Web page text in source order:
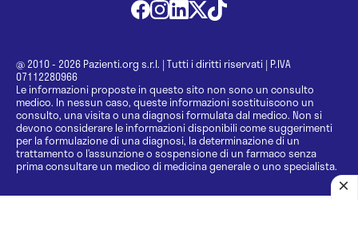
@ 2010 - 2026 Pazienti.org s.r.l. | Tutti i diritti riservati | P.IVA
07112280966
Le informazioni proposte in questo sito non sono un consulto
medico. In nessun caso, queste informazioni sostituiscono un
consulto, una visita o una diagnosi formulata dal medico. Non si
devono considerare le informazioni disponibili come suggerimenti
per la formulazione di una diagnosi, la determinazione di un
trattamento o l’assunzione o sospensione di un farmaco senza
prima consultare un medico di medicina generale o uno specialista.